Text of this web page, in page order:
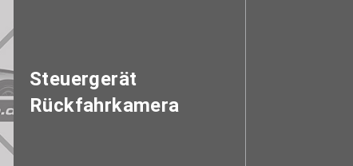
Steuergerät
Rückfahrkamera